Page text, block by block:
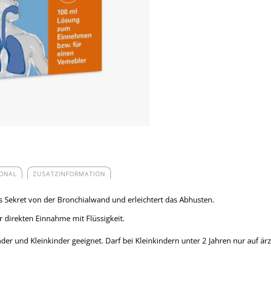
ZUSATZINFORMATION
Sekret von der Bronchialwand und erleichtert das Abhusten.
Einnahme mit Flüssigkeit.
und Kleinkinder geeignet. Darf bei Kleinkindern unter 2 Jahren nur auf